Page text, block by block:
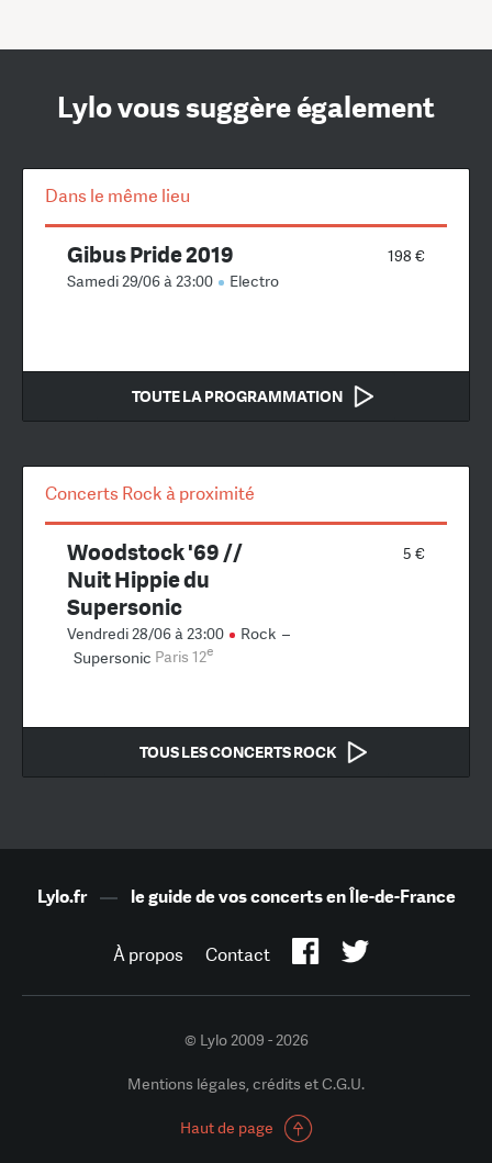
Lylo vous suggère également
Dans le même lieu
198 €
Gibus Pride 2019
Samedi 29/06 à 23:00 Electro
TOUTE LA PROGRAMMATION
Concerts Rock à proximité
5 €
Woodstock '69 //
Nuit Hippie du
Supersonic
Vendredi 28/06 à 23:00 Rock –
Supersonic Paris 12e
TOUS LES CONCERTS ROCK
Lylo.fr— le guide de vos concerts en Île-de-France
À propos Contact
© Lylo 2009 - 2026
Mentions légales, crédits et C.G.U.
Haut de page